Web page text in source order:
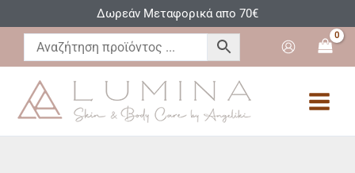
στο
περιεχόμενο
Δωρεάν Μεταφορικά απο 70€